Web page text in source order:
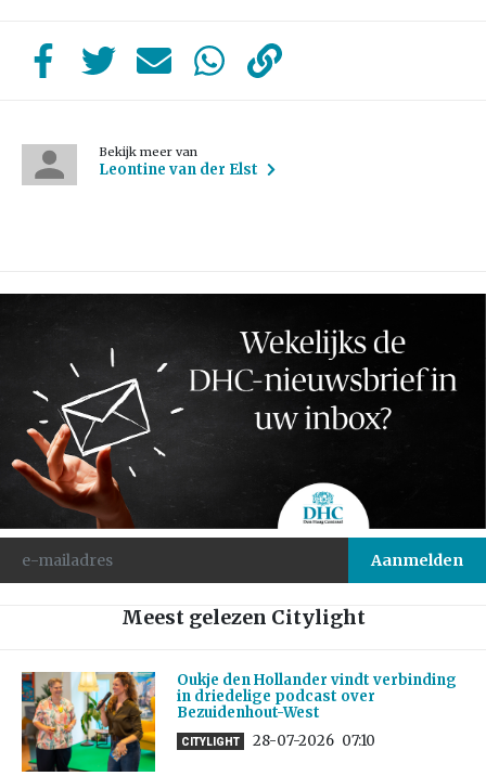
Bekijk meer van
Leontine van der Elst
Meest gelezen Citylight
Oukje den Hollander vindt verbinding
in driedelige podcast over
Bezuidenhout-West
CITYLIGHT 28-07-2026 07:10